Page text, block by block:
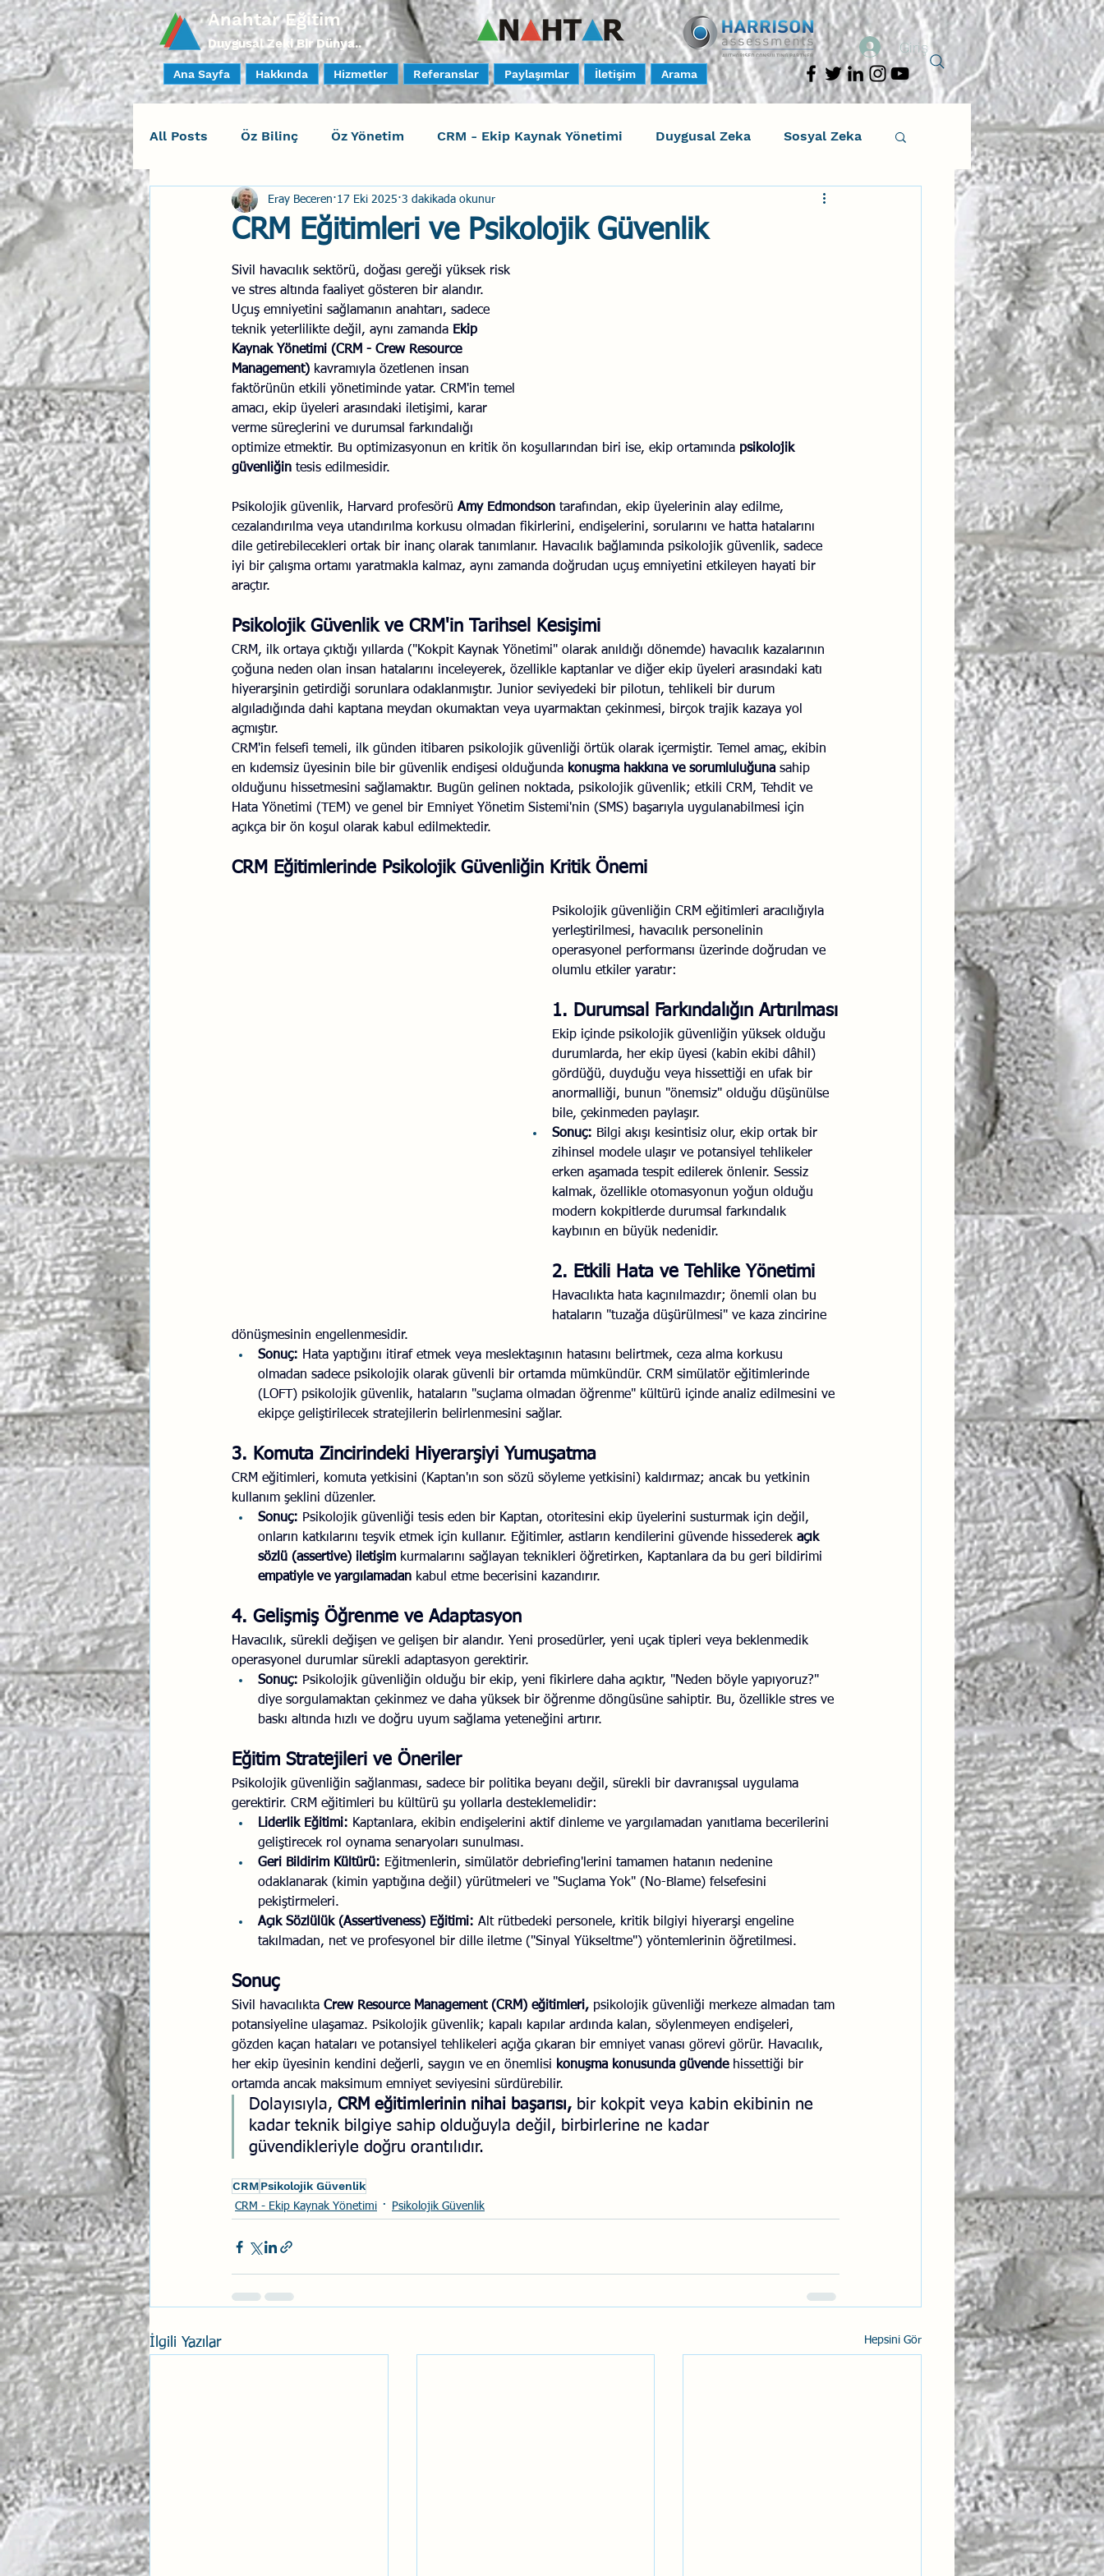
Anahtar Eğitim
Duygusal Zeki Bir Dünya..
Ana Sayfa Hakkında Hizmetler Referanslar Paylaşımlar İletişim Arama
Giriş
All Posts Öz Bilinç Öz Yönetim CRM - Ekip Kaynak Yönetimi Duygusal Zeka Sosyal Zeka
Sosyal Bilinç İlişki Yönetimi Harrison Assessments
Yaratıcı Drama İnsan Faktörleri - Human Factors
Duygusal Zeka Koçluğu Uçak Kazaları
İlişki Yönetimi Sun Tzu Savaş Sanatı
Psikolojik Güvenlik Havacılık
CRM Eğitimleri ve Psikolojik Güvenlik
Eray Beceren 17 Eki 2025 3 dakikada okunur
Sivil havacılık sektörü, doğası gereği yüksek risk
ve stres altında faaliyet gösteren bir alandır.
Uçuş emniyetini sağlamanın anahtarı, sadece
teknik yeterlilikte değil, aynı zamanda Ekip
Kaynak Yönetimi (CRM - Crew Resource
Management) kavramıyla özetlenen insan
faktörünün etkili yönetiminde yatar. CRM'in temel
amacı, ekip üyeleri arasındaki iletişimi, karar
verme süreçlerini ve durumsal farkındalığı
optimize etmektir. Bu optimizasyonun en kritik ön koşullarından biri ise, ekip ortamında psikolojik
güvenliğin tesis edilmesidir.
Psikolojik güvenlik, Harvard profesörü Amy Edmondson tarafından, ekip üyelerinin alay edilme,
cezalandırılma veya utandırılma korkusu olmadan fikirlerini, endişelerini, sorularını ve hatta hatalarını
dile getirebilecekleri ortak bir inanç olarak tanımlanır. Havacılık bağlamında psikolojik güvenlik, sadece
iyi bir çalışma ortamı yaratmakla kalmaz, aynı zamanda doğrudan uçuş emniyetini etkileyen hayati bir
araçtır.
Psikolojik Güvenlik ve CRM'in Tarihsel Kesişimi
CRM, ilk ortaya çıktığı yıllarda ("Kokpit Kaynak Yönetimi" olarak anıldığı dönemde) havacılık kazalarının
çoğuna neden olan insan hatalarını inceleyerek, özellikle kaptanlar ve diğer ekip üyeleri arasındaki katı
hiyerarşinin getirdiği sorunlara odaklanmıştır. Junior seviyedeki bir pilotun, tehlikeli bir durum
algıladığında dahi kaptana meydan okumaktan veya uyarmaktan çekinmesi, birçok trajik kazaya yol
açmıştır.
CRM'in felsefi temeli, ilk günden itibaren psikolojik güvenliği örtük olarak içermiştir. Temel amaç, ekibin
en kıdemsiz üyesinin bile bir güvenlik endişesi olduğunda konuşma hakkına ve sorumluluğuna sahip
olduğunu hissetmesini sağlamaktır. Bugün gelinen noktada, psikolojik güvenlik; etkili CRM, Tehdit ve
Hata Yönetimi (TEM) ve genel bir Emniyet Yönetim Sistemi'nin (SMS) başarıyla uygulanabilmesi için
açıkça bir ön koşul olarak kabul edilmektedir.
CRM Eğitimlerinde Psikolojik Güvenliğin Kritik Önemi
Psikolojik güvenliğin CRM eğitimleri aracılığıyla
yerleştirilmesi, havacılık personelinin
operasyonel performansı üzerinde doğrudan ve
olumlu etkiler yaratır:
1. Durumsal Farkındalığın Artırılması
Ekip içinde psikolojik güvenliğin yüksek olduğu
durumlarda, her ekip üyesi (kabin ekibi dâhil)
gördüğü, duyduğu veya hissettiği en ufak bir
anormalliği, bunun "önemsiz" olduğu düşünülse
bile, çekinmeden paylaşır.
Sonuç: Bilgi akışı kesintisiz olur, ekip ortak bir
zihinsel modele ulaşır ve potansiyel tehlikeler
erken aşamada tespit edilerek önlenir. Sessiz
kalmak, özellikle otomasyonun yoğun olduğu
modern kokpitlerde durumsal farkındalık
kaybının en büyük nedenidir.
2. Etkili Hata ve Tehlike Yönetimi
Havacılıkta hata kaçınılmazdır; önemli olan bu
hataların "tuzağa düşürülmesi" ve kaza zincirine
dönüşmesinin engellenmesidir.
Sonuç: Hata yaptığını itiraf etmek veya meslektaşının hatasını belirtmek, ceza alma korkusu
olmadan sadece psikolojik olarak güvenli bir ortamda mümkündür. CRM simülatör eğitimlerinde
(LOFT) psikolojik güvenlik, hataların "suçlama olmadan öğrenme" kültürü içinde analiz edilmesini ve
ekipçe geliştirilecek stratejilerin belirlenmesini sağlar.
3. Komuta Zincirindeki Hiyerarşiyi Yumuşatma
CRM eğitimleri, komuta yetkisini (Kaptan'ın son sözü söyleme yetkisini) kaldırmaz; ancak bu yetkinin
kullanım şeklini düzenler.
Sonuç: Psikolojik güvenliği tesis eden bir Kaptan, otoritesini ekip üyelerini susturmak için değil,
onların katkılarını teşvik etmek için kullanır. Eğitimler, astların kendilerini güvende hissederek açık
sözlü (assertive) iletişim kurmalarını sağlayan teknikleri öğretirken, Kaptanlara da bu geri bildirimi
empatiyle ve yargılamadan kabul etme becerisini kazandırır.
4. Gelişmiş Öğrenme ve Adaptasyon
Havacılık, sürekli değişen ve gelişen bir alandır. Yeni prosedürler, yeni uçak tipleri veya beklenmedik
operasyonel durumlar sürekli adaptasyon gerektirir.
Sonuç: Psikolojik güvenliğin olduğu bir ekip, yeni fikirlere daha açıktır, "Neden böyle yapıyoruz?"
diye sorgulamaktan çekinmez ve daha yüksek bir öğrenme döngüsüne sahiptir. Bu, özellikle stres ve
baskı altında hızlı ve doğru uyum sağlama yeteneğini artırır.
Eğitim Stratejileri ve Öneriler
Psikolojik güvenliğin sağlanması, sadece bir politika beyanı değil, sürekli bir davranışsal uygulama
gerektirir. CRM eğitimleri bu kültürü şu yollarla desteklemelidir:
Liderlik Eğitimi: Kaptanlara, ekibin endişelerini aktif dinleme ve yargılamadan yanıtlama becerilerini
geliştirecek rol oynama senaryoları sunulması.
Geri Bildirim Kültürü: Eğitmenlerin, simülatör debriefing'lerini tamamen hatanın nedenine
odaklanarak (kimin yaptığına değil) yürütmeleri ve "Suçlama Yok" (No-Blame) felsefesini
pekiştirmeleri.
Açık Sözlülük (Assertiveness) Eğitimi: Alt rütbedeki personele, kritik bilgiyi hiyerarşi engeline
takılmadan, net ve profesyonel bir dille iletme ("Sinyal Yükseltme") yöntemlerinin öğretilmesi.
Sonuç
Sivil havacılıkta Crew Resource Management (CRM) eğitimleri, psikolojik güvenliği merkeze almadan tam
potansiyeline ulaşamaz. Psikolojik güvenlik; kapalı kapılar ardında kalan, söylenmeyen endişeleri,
gözden kaçan hataları ve potansiyel tehlikeleri açığa çıkaran bir emniyet vanası görevi görür. Havacılık,
her ekip üyesinin kendini değerli, saygın ve en önemlisi konuşma konusunda güvende hissettiği bir
ortamda ancak maksimum emniyet seviyesini sürdürebilir.
Dolayısıyla, CRM eğitimlerinin nihai başarısı, bir kokpit veya kabin ekibinin ne
kadar teknik bilgiye sahip olduğuyla değil, birbirlerine ne kadar
güvendikleriyle doğru orantılıdır.
CRMPsikolojik Güvenlik
CRM - Ekip Kaynak Yönetimi Psikolojik Güvenlik
İlgili Yazılar Hepsini Gör